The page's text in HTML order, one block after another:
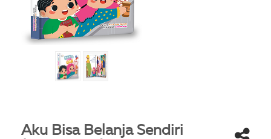
Aku Bisa Belanja Sendiri